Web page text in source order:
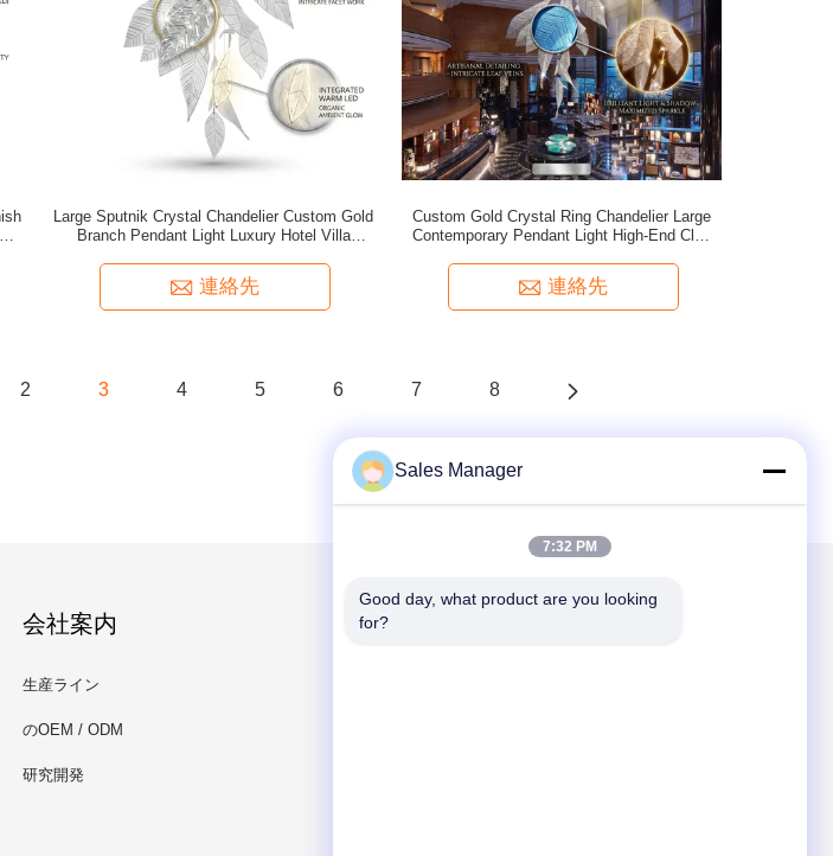
Large Sputnik Crystal Chandelier Custom Gold
Branch Pendant Light Luxury Hotel Villa
連絡先
Custom Gold Crystal Ring Chandelier Large
Contemporary Pendant Light High-End Club
連絡先
2 3 4 5 6 7 8
会社案内
生産ライン
のOEM / ODM
研究開発
メールでお問い合わせ
Sales Manager
7:32 PM
Good day, what product are you looking
for?